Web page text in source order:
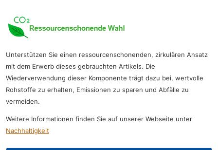
Unterstützen Sie einen ressourcenschonenden, zirkulären Ansatz
mit dem Erwerb dieses gebrauchten Artikels. Die
Wiederverwendung dieser Komponente trägt dazu bei, wertvolle
Rohstoffe zu erhalten, Emissionen zu sparen und Abfälle zu
vermeiden.
Weitere Informationen finden Sie auf unserer Webseite unter
Nachhaltigkeit